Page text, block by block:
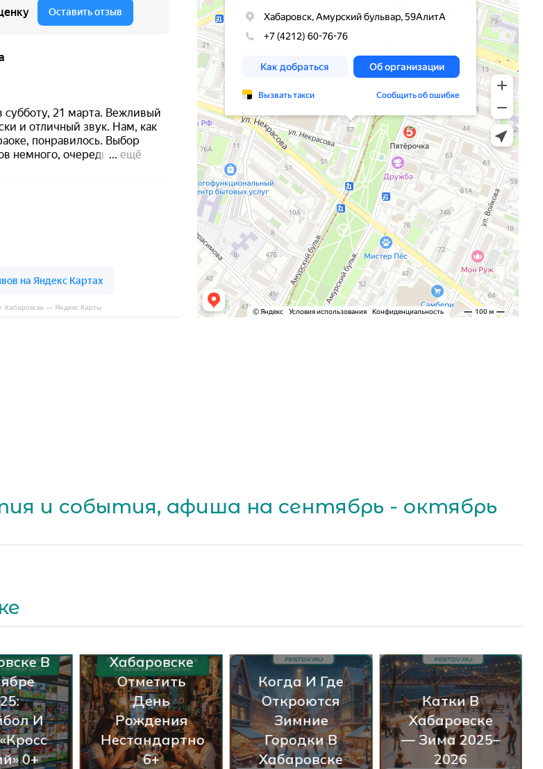
Хабаровска — Яндекс Карты
и события, афиша на сентябрь - октябрь
6+
Когда И Где
Откроются
Зимние
Городки В
Хабаровске
Катки В
Хабаровске
— Зима 2025–
2026
Где Отметить
Новый Год
2026 В
Хабаровске
0+